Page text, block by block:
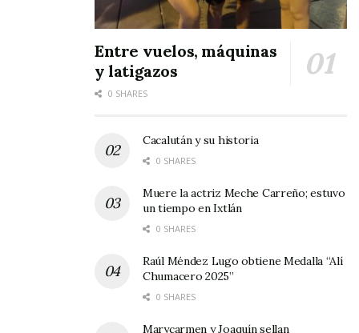
Entre vuelos, máquinas
y latigazos
0 SHARES
Cacalután y su historia
0 SHARES
Muere la actriz Meche Carreño; estuvo
un tiempo en Ixtlán
0 SHARES
Raúl Méndez Lugo obtiene Medalla “Alí
Chumacero 2025”
0 SHARES
Marycarmen y Joaquín sellan